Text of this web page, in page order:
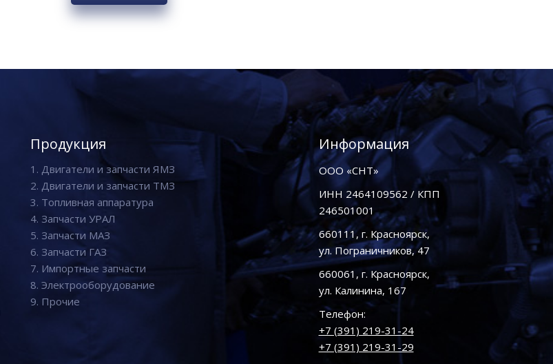
Продукция
1. Двигатели и запчасти ЯМЗ
2. Двигатели и запчасти ТМЗ
3. Топливная аппаратура
4. Запчасти УРАЛ
5. Запчасти МАЗ
6. Запчасти ГАЗ
7. Импортные запчасти
8. Электрооборудование
9. Прочие
Информация
ООО «СНТ»
ИНН 2464109562 / КПП
246501001
660111, г. Красноярск,
ул. Пограничников, 47
660061, г. Красноярск,
ул. Калинина, 167
Телефон:
+7 (391) 219-31-24
+7 (391) 219-31-29